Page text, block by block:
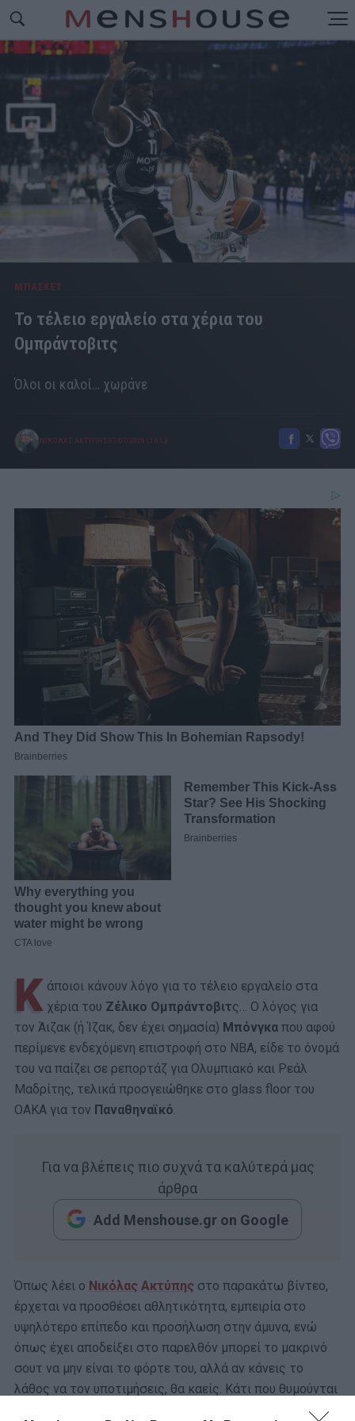
ΜΠΑΣΚΕΤ
Το τέλειο εργαλείο στα χέρια του
Ομπράντοβιτς
Όλοι οι καλοί… χωράνε
ΝΙΚΟΛΑΣ ΑΚΤΥΠΗΣ 07/07/2026 16:12
Κ άποιοι κάνουν λόγο για το τέλειο εργαλείο στα
χέρια του Ζέλικο Ομπράντοβιτς… Ο λόγος για
τον Άιζακ (ή Ίζακ, δεν έχει σημασία) Μπόνγκα που αφού
περίμενε ενδεχόμενη επιστροφή στο ΝΒΑ, είδε το όνομά
του να παίζει σε ρεπορτάζ για Ολυμπιακό και Ρεάλ
Μαδρίτης, τελικά προσγειώθηκε στο glass floor του
ΟΑΚΑ για τον Παναθηναϊκό.
Για να βλέπεις πιο συχνά τα καλύτερά μας
άρθρα
Add Menshouse.gr on Google
Όπως λέει ο Νικόλας Ακτύπης στο παρακάτω βίντεο,
έρχεται να προσθέσει αθλητικότητα, εμπειρία στο
υψηλότερο επίπεδο και προσήλωση στην άμυνα, ενώ
όπως έχει αποδείξει στο παρελθόν μπορεί το μακρινό
σουτ να μην είναι το φόρτε του, αλλά αν κάνεις το
λάθος να τον υποτιμήσεις, θα καείς. Κάτι που θυμούνται
καλά οι Τούρκοι όταν απέναντί τους είχε 4/4 τρίποντα